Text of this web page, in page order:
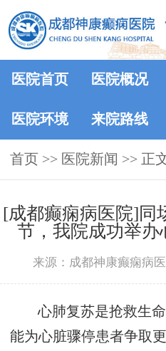
医院首页 医院概况
医院环境 来院路线
首页 >> 医院新闻 >> 正
[成都癫痫病医院]同
节，我院成功举办
来源：成都神康癫痫病
心肺复苏是抢救生
能为心脏骤停患者争取